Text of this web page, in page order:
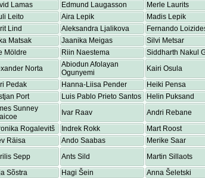
Lamas Edmund Laugasson Merle Laurits
Leito Aira Lepik Madis Lepik
Lind Aleksandra Ljalikova Fernando
Matsak Jaanika Meigas Silvi Metsar
Möldre Riin Naestema Siddharth Nakul
Norta
Abiodun Afolayan
Ogunyemi
Kairi Osula
Pedak Hanna-Liisa Pender Heiki Pensa
Port Luis Pablo Prieto Santos Helin Puksand
Sunney
Ivar Raav Andri Rebane
Rogalevitš Indrek Rokk Mart Roost
Räisa Ando Saabas Merike Saar
Sepp Ants Sild Martin Sillaots
Sõstra Hagi Šein Anna Šeletski